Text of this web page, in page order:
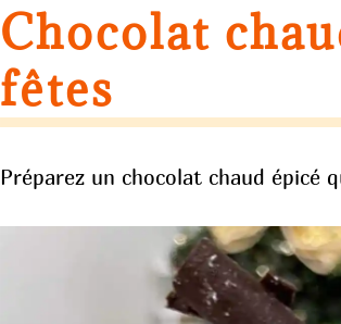
Chocolat
fêtes
Préparez un chocolat chaud épicé